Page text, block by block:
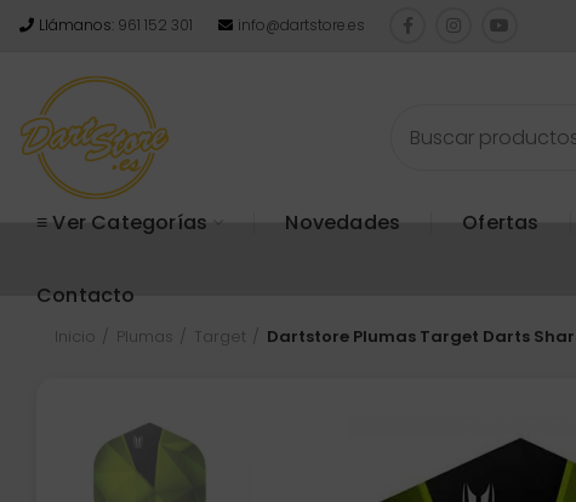
Llámanos: 961 152 301 info@dartstore.es
≡ Ver Categorías Novedades Ofertas
Contacto
Inicio Plumas Target Dartstore Plumas Target Darts